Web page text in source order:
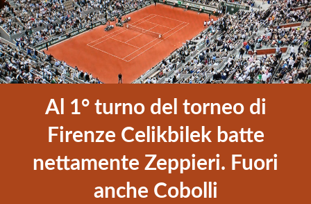
Al 1° turno del torneo di
Firenze Celikbilek batte
nettamente Zeppieri. Fuori
anche Cobolli